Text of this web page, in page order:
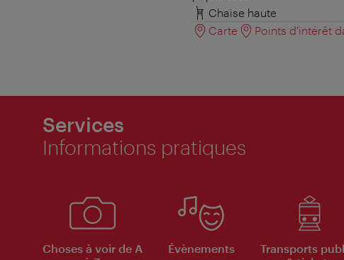
Chaise haute
Carte
Points d'intérêt
Services
Informations pratiques
Choses à voir de A
Évènements
Transports